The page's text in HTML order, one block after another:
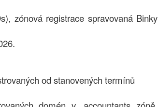
zónová registrace spravovaná Binky
od stanovených termínů